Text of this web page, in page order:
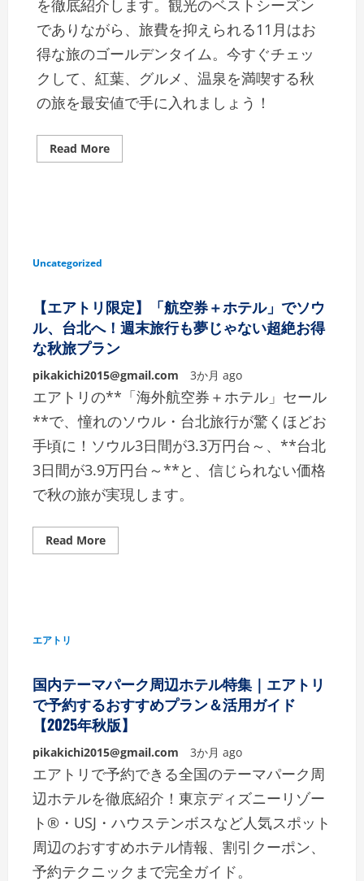
を徹底紹介します。観光のベストシーズン
でありながら、旅費を抑えられる11月はお
得な旅のゴールデンタイム。今すぐチェッ
クして、紅葉、グルメ、温泉を満喫する秋
の旅を最安値で手に入れましょう！
Read More
Uncategorized
【エアトリ限定】「航空券＋ホテル」でソウ
ル、台北へ！週末旅行も夢じゃない超絶お得
な秋旅プラン
pikakichi2015@gmail.com 3か月 ago
エアトリの**「海外航空券＋ホテル」セール
**で、憧れのソウル・台北旅行が驚くほどお
手頃に！ソウル3日間が3.3万円台～、**台北
3日間が3.9万円台～**と、信じられない価格
で秋の旅が実現します。
Read More
エアトリ
国内テーマパーク周辺ホテル特集｜エアトリ
で予約するおすすめプラン＆活用ガイド
【2025年秋版】
pikakichi2015@gmail.com 3か月 ago
エアトリで予約できる全国のテーマパーク周
辺ホテルを徹底紹介！東京ディズニーリゾー
ト®・USJ・ハウステンボスなど人気スポット
周辺のおすすめホテル情報、割引クーポン、
予約テクニックまで完全ガイド。